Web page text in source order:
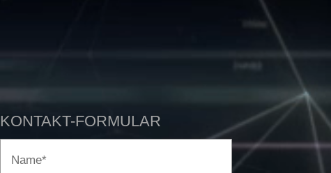
KONTAKT-FORMULAR